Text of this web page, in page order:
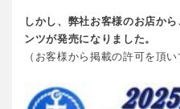
しかし、弊社お客様のお店か
ンツが発売になりました。
（お客様から掲載の許可を頂い